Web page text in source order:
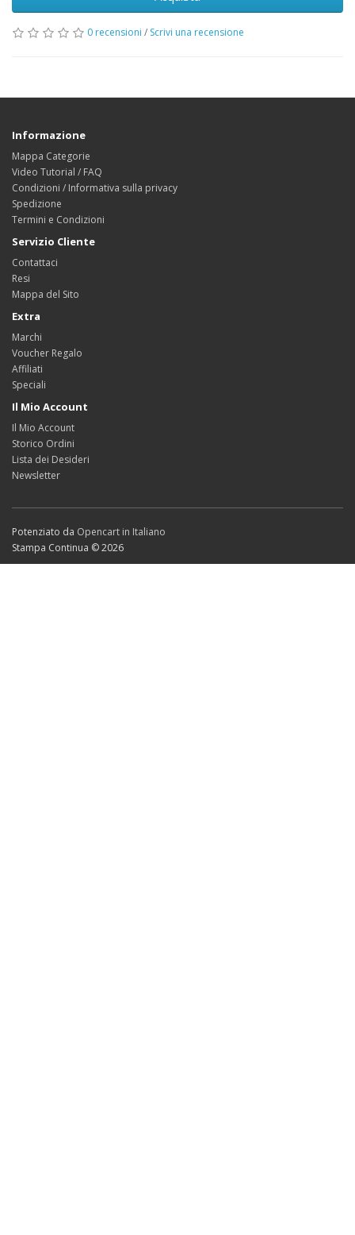
0 recensioni / Scrivi una recensione
Informazione
Mappa Categorie
Video Tutorial / FAQ
Condizioni / Informativa sulla privacy
Spedizione
Termini e Condizioni
Servizio Cliente
Contattaci
Resi
Mappa del Sito
Extra
Marchi
Voucher Regalo
Affiliati
Speciali
Il Mio Account
Il Mio Account
Storico Ordini
Lista dei Desideri
Newsletter
Potenziato da Opencart in Italiano
Stampa Continua © 2026